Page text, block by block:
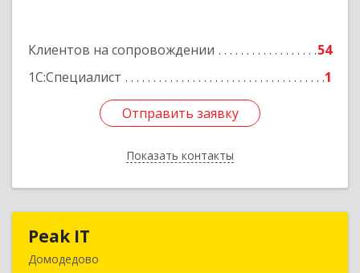
Клиентов на сопровождении
54
1С:Специалист
1
Отправить заявку
Показать контакты
Подробнее
Отправить заявку
Назад
Peak IT
Домодедово